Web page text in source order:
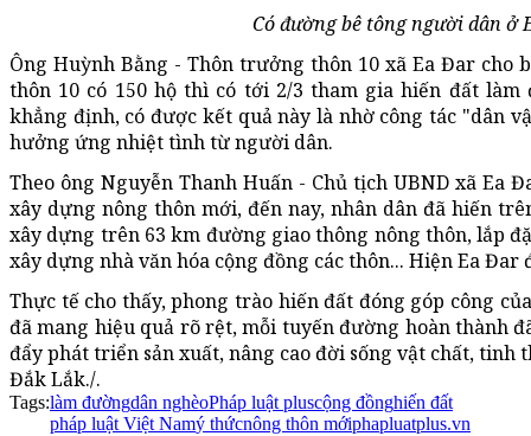
Có đường bê tông người dân ở
Ông Huỳnh Bằng - Thôn trưởng thôn 10 xã Ea Đar
thôn 10 có 150 hộ thì có tới 2/3 tham gia hiến đất
khẳng định, có được kết quả này là nhờ công tác "dân
hưởng ứng nhiệt tình từ người dân.
Theo ông Nguyễn Thanh Huấn - Chủ tịch UBND xã Ea
xây dựng nông thôn mới, đến nay, nhân dân đã hiến
xây dựng trên 63 km đường giao thông nông thôn, lắp
xây dựng nhà văn hóa cộng đồng các thôn... Hiện Ea
Thực tế cho thấy, phong trào hiến đất đóng góp công
đã mang hiệu quả rõ rệt, mỗi tuyến đường hoàn thành
đẩy phát triển sản xuất, nâng cao đời sống vật chất,
Đắk Lắk./.
Tags:làm đườngdân nghèoPháp luật pluscộng đồnghiến đất
pháp luật Việt Namý thứcnông thôn mớiphapluatplus.vn